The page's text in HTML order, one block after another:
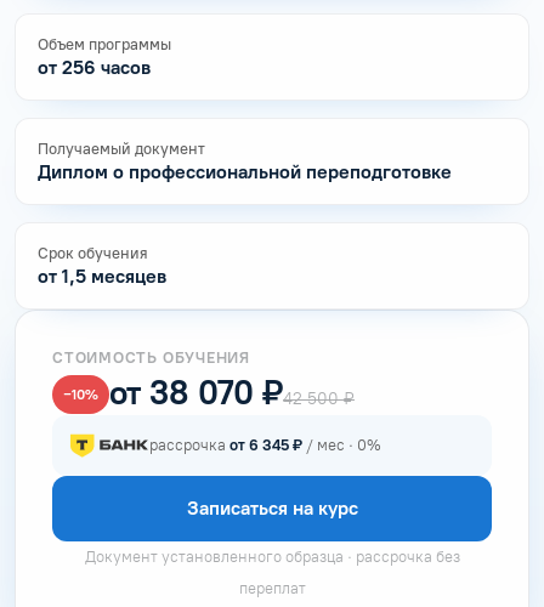
Объем программы
от 256 часов
Получаемый документ
Диплом о профессиональной переподготовке
Срок обучения
от 1,5 месяцев
СТОИМОСТЬ ОБУЧЕНИЯ
−10% от 38 070 ₽42 500 ₽
рассрочка от 6 345 ₽ / мес · 0%
Записаться на курс
Документ установленного образца · рассрочка без
переплат